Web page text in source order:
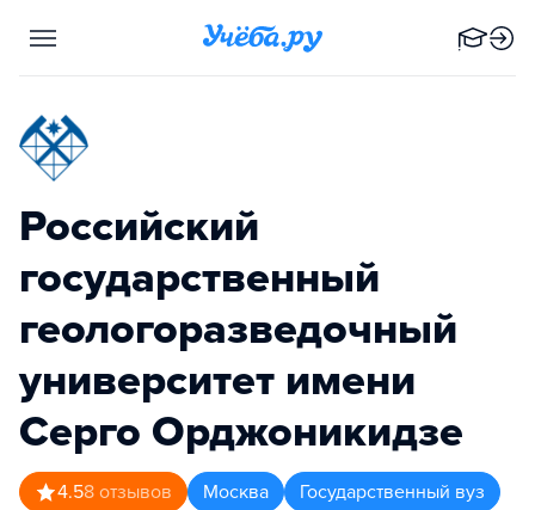
Российский
государственный
геологоразведочный
университет имени
Серго Орджоникидзе
4.58 отзывов Москва Государственный вуз